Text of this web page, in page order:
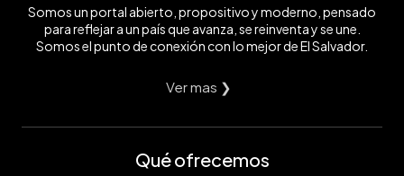
Somos un portal abierto, propositivo y moderno, pensado
para reflejar a un país que avanza, se reinventa y se une.
Somos el punto de conexión con lo mejor de El Salvador.
Ver mas ❯
Qué ofrecemos